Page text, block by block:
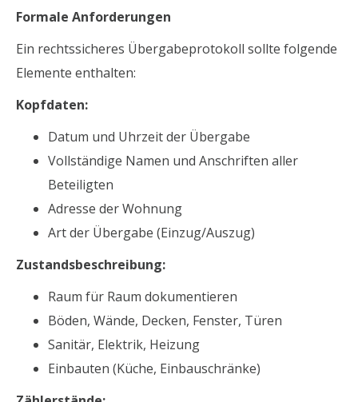
Formale Anforderungen
Ein rechtssicheres Übergabeprotokoll sollte folgende
Elemente enthalten:
Kopfdaten:
Datum und Uhrzeit der Übergabe
Vollständige Namen und Anschriften aller
Beteiligten
Adresse der Wohnung
Art der Übergabe (Einzug/Auszug)
Zustandsbeschreibung:
Raum für Raum dokumentieren
Böden, Wände, Decken, Fenster, Türen
Sanitär, Elektrik, Heizung
Einbauten (Küche, Einbauschränke)